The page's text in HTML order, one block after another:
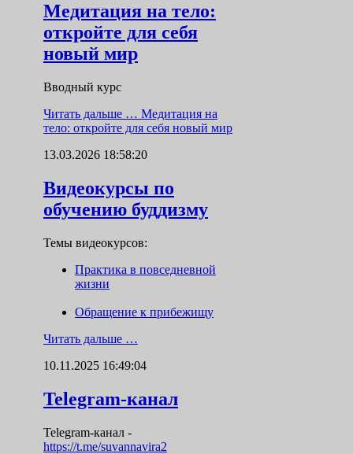
Медитация на тело:
откройте для себя
новый мир
Вводный курс
Читать дальше … Медитация на
тело: откройте для себя новый мир
13.03.2026 18:58:20
Видеокурсы по
обучению буддизму
Темы видеокурсов:
Практика в повседневной
жизни
Обращение к прибежищу
Читать дальше …
10.11.2025 16:49:04
Telegram-канал
Telegram-канал -
https://t.me/suvannavira2